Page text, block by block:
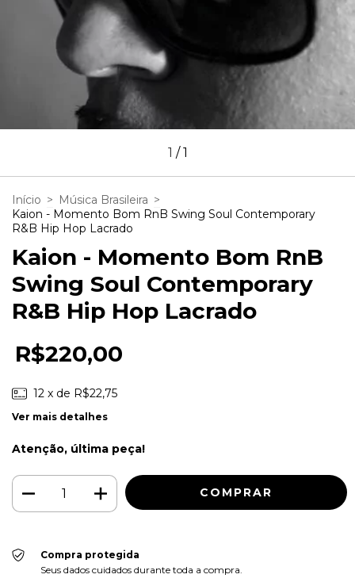
1 /1
Início > Música Brasileira >
Kaion - Momento Bom RnB Swing Soul Contemporary
R&B Hip Hop Lacrado
Kaion - Momento Bom RnB
Swing Soul Contemporary
R&B Hip Hop Lacrado
R$220,00
12 x de R$22,75
Ver mais detalhes
Atenção, última peça!
Compra protegida
Seus dados cuidados durante toda a compra.